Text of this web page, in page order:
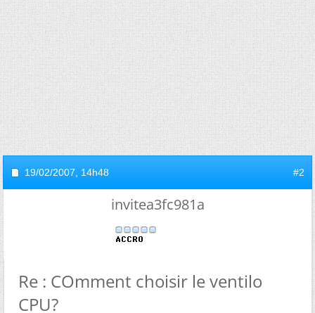
19/02/2007, 14h48 #2
invitea3fc981a
Re : COmment choisir le ventilo
CPU?